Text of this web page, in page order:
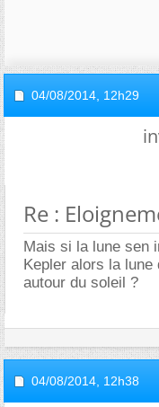
04/08/2014, 12h29
Re :
Mais si la lune sen
Kepler alors la lune
autour du soleil ?
04/08/2014, 12h38